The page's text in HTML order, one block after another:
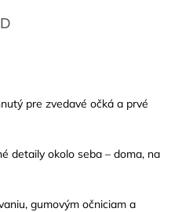
pre zvedavé očká a prvé
detaily okolo seba – doma, na
gumovým očniciam a